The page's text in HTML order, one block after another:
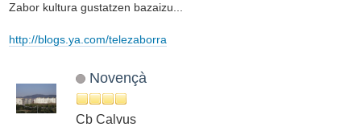
Zabor kultura gustatzen bazaizu...
http://blogs.ya.com/telezaborra
Novençà
Cb Calvus